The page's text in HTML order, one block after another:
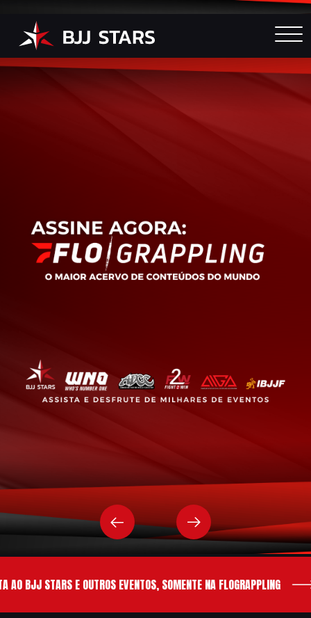
BJJ STARS E OUTROS EVENTOS, SOMENTE NA FLOGRAPPLING